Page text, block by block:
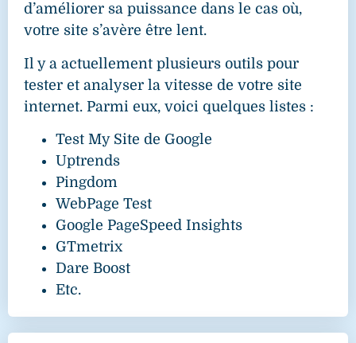
d’améliorer sa puissance dans le cas où,
votre site s’avère être lent.
Il y a actuellement plusieurs outils pour
tester et analyser la vitesse de votre site
internet. Parmi eux, voici quelques listes :
Test My Site de Google
Uptrends
Pingdom
WebPage Test
Google PageSpeed Insights
GTmetrix
Dare Boost
Etc.